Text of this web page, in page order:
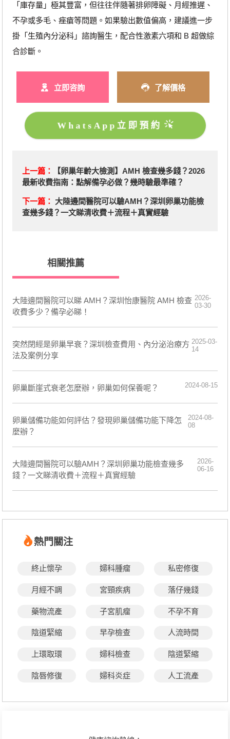
「庫存量」極其豐富，但往往伴隨著排卵障礙、月經推遲、
不孕或多毛、痤瘡等問題。如果驗出數值偏高，建議進一步
掛「生殖內分泌科」諮詢醫生，配合性激素六項和 B 超做綜
合診斷。
立即咨詢 了解價格
WhatsApp立即預約
上一篇：
【卵巢年齡大檢測】AMH 檢查幾多錢？2026
最新收費指南：點解備孕必做？幾時驗最準確？
下一篇： 大陸邊間醫院可以驗AMH？深圳卵巢功能檢
查幾多錢？一文睇清收費＋流程＋真實經驗
相關推薦
大陸邊間醫院可以睇 AMH？深圳怡康醫院 AMH 檢查
收費多少？備孕必睇！
2026-
03-30
​突然閉經是卵巢早衰？深圳檢查費用、內分泌治療方
法及案例分享
2025-03-
14
卵巢斷崖式衰老怎麼辦，卵巢如何保養呢？ 2024-08-15
​卵巢儲備功能如何評估？發現卵巢儲備功能下降怎
麼辦？
2024-08-
08
大陸邊間醫院可以驗AMH？深圳卵巢功能檢查幾多
錢？一文睇清收費＋流程＋真實經驗
2026-
06-16
熱門關注
終止懷孕 婦科腫瘤 私密修復
月經不調 宮頸疾病 落仔幾錢
藥物流產 子宮肌瘤 不孕不育
陰道緊縮 早孕檢查 人流時間
上環取環 婦科檢查 陰道緊縮
陰唇修復 婦科炎症 人工流產